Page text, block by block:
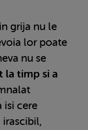
grija nu le
lor poate
nu se
la timp si a
isi cere